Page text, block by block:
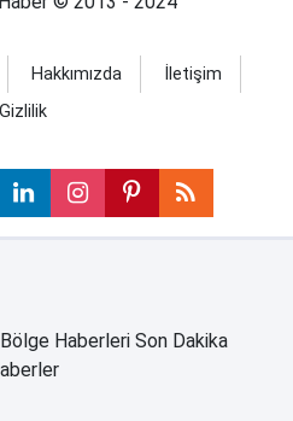
Hakkımızda
İletişim
Gizlilik
Haberleri Son Dakika